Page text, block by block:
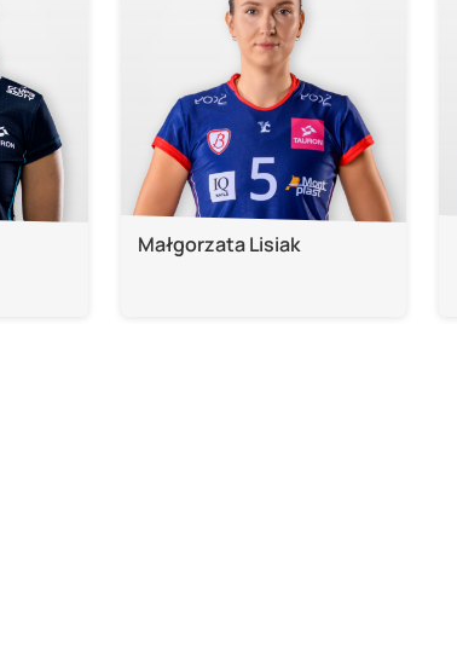
Małgorzata Lisiak